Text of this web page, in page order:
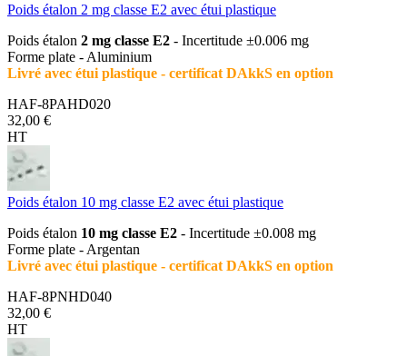
Poids étalon 2 mg classe E2 avec étui plastique
Poids étalon 2 mg classe E2 - Incertitude ±0.006 mg
Forme plate - Aluminium
Livré avec étui plastique - certificat DAkkS en option
HAF-8PAHD020
32,00 €
HT
Poids étalon 10 mg classe E2 avec étui plastique
Poids étalon 10 mg classe E2 - Incertitude ±0.008 mg
Forme plate - Argentan
Livré avec étui plastique - certificat DAkkS en option
HAF-8PNHD040
32,00 €
HT